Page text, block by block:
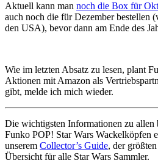
Aktuell kann man noch die Box für
auch noch die für Dezember bestellen
den USA), bevor dann am Ende des
Wie im letzten Absatz zu lesen, plant
Aktionen mit Amazon als
gibt, melde ich mich wieder.
Die wichtigsten Informationen zu allen
Funko POP! Star Wars Wackelköpfen
unserem Collector’s Guide, der
Übersicht für alle Star Wars Sammler.